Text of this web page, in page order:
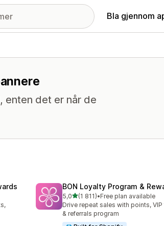
Bla gjennom
enten det er når de
BON Loyalty Program &
5,0av 5 stjerner
(1 811)
Totalt 1811 omtaler
•Free plan available
Drive repeat sales with points, VIP
& referrals program